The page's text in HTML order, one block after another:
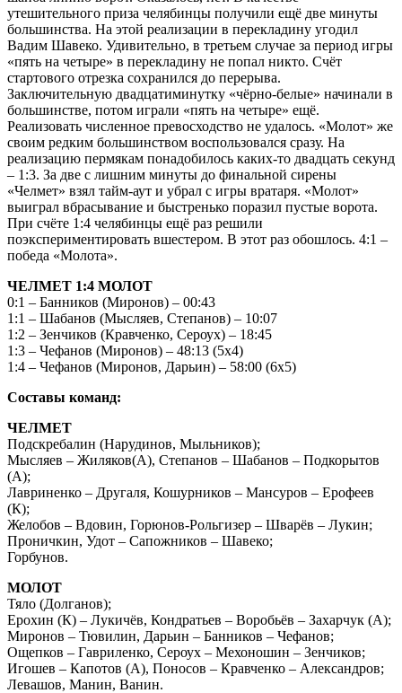
утешительного приза челябинцы получили ещё две минуты
большинства. На этой реализации в перекладину угодил
Вадим Шавеко. Удивительно, в третьем случае за период игры
«пять на четыре» в перекладину не попал никто. Счёт
стартового отрезка сохранился до перерыва.
Заключительную двадцатиминутку «чёрно-белые» начинали в
большинстве, потом играли «пять на четыре» ещё.
Реализовать численное превосходство не удалось. «Молот» же
своим редким большинством воспользовался сразу. На
реализацию пермякам понадобилось каких-то двадцать секунд
– 1:3. За две с лишним минуты до финальной сирены
«Челмет» взял тайм-аут и убрал с игры вратаря. «Молот»
выиграл вбрасывание и быстренько поразил пустые ворота.
При счёте 1:4 челябинцы ещё раз решили
поэкспериментировать вшестером. В этот раз обошлось. 4:1 –
победа «Молота».
ЧЕЛМЕТ 1:4 МОЛОТ
0:1 – Банников (Миронов) – 00:43
1:1 – Шабанов (Мысляев, Степанов) – 10:07
1:2 – Зенчиков (Кравченко, Сероух) – 18:45
1:3 – Чефанов (Миронов) – 48:13 (5х4)
1:4 – Чефанов (Миронов, Дарьин) – 58:00 (6х5)
Составы команд:
ЧЕЛМЕТ
Подскребалин (Нарудинов, Мыльников);
Мысляев – Жиляков(А), Степанов – Шабанов – Подкорытов
(А);
Лавриненко – Другаля, Кошурников – Мансуров – Ерофеев
(К);
Желобов – Вдовин, Горюнов-Рольгизер – Шварёв – Лукин;
Проничкин, Удот – Сапожников – Шавеко;
Горбунов.
МОЛОТ
Тяло (Долганов);
Ерохин (К) – Лукичёв, Кондратьев – Воробьёв – Захарчук (А);
Миронов – Тювилин, Дарьин – Банников – Чефанов;
Ощепков – Гавриленко, Сероух – Мехоношин – Зенчиков;
Игошев – Капотов (А), Поносов – Кравченко – Александров;
Левашов, Манин, Ванин.